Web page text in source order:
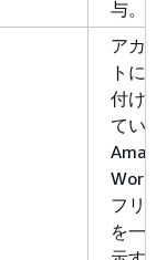
与。
アカ
トに
付け
ている
フリ
を一